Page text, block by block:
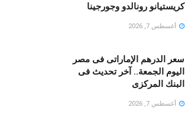
كريستيانو رونالدو وجورجينا
أغسطس 7, 2026
سعر الدرهم الإماراتى فى مصر
اليوم الجمعة.. آخر تحديث فى
البنك المركزى
أغسطس 7, 2026